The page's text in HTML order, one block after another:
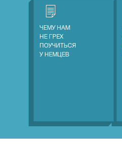
ЧЕМУ НАМ
НЕ ГРЕХ
ПОУЧИТЬСЯ
У НЕМЦЕВ